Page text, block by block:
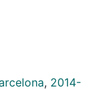
, 2014-